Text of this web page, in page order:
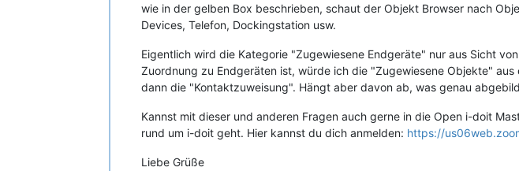
wie in der gelben Box beschrieben, schaut der Objekt Browser nach
Devices, Telefon, Dockingstation usw.
Eigentlich wird die Kategorie "Zugewiesene Endgeräte" nur aus Sicht
Zuordnung zu Endgeräten ist, würde ich die "Zugewiesene Objekte"
dann die "Kontaktzuweisung". Hängt aber davon ab, was genau
Kannst mit dieser und anderen Fragen auch gerne in die Open i-doit
rund um i-doit geht. Hier kannst du dich anmelden: https://
Liebe Grüße